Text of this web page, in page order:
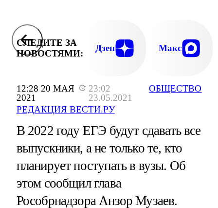
12:28 20 МАЯ
2021
23:02
23.05.2021
РЕДАКЦИЯ ВЕСТИ.РУ
ОБЩЕСТВО
СЛЕДИТЕ ЗА
НОВОСТЯМИ:
Дзен Макс
В 2022 году ЕГЭ будут сдавать все
выпускники, а не только те, кто
планирует поступать в вузы. Об
этом сообщил глава
Рособрнадзора Анзор Музаев.